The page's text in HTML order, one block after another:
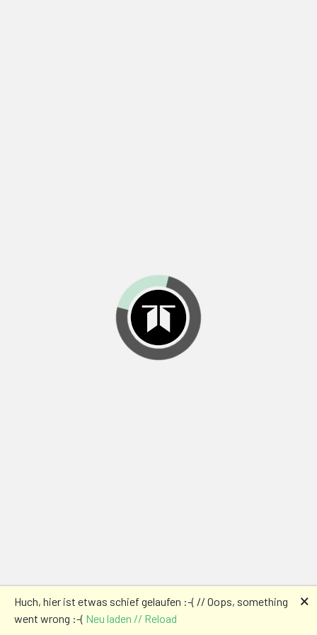
Huch, hier ist etwas schief gelaufen :-( // Oops, something
went wrong :-( Neu laden // Reload
🗙